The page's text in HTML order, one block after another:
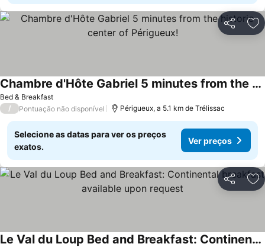
Partilhar
Bed & Breakfast
Chambre d'Hôte Gabriel 5 minutes from the historic center of Périgueux!
/ Pontuação não disponível Périgueux, a 5.1 km de Trélissac
Selecione as datas para ver os preços
exatos.
Ver preços
Partilhar
Le Val du Loup Bed and Breakfast: Continental breakfast available upon request